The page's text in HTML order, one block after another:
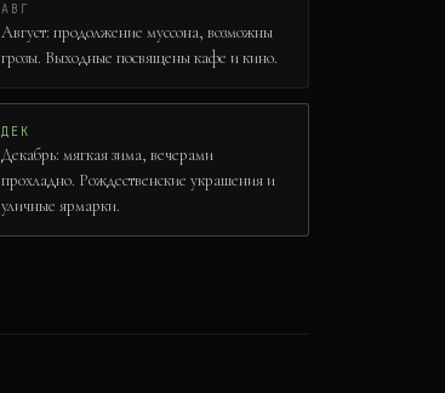
АВГ
Август: продолжение муссона, возможны
грозы. Выходные посвящены кафе и кино.
ДЕК
Декабрь: мягкая зима, вечерами
прохладно. Рождественские украшения и
уличные ярмарки.